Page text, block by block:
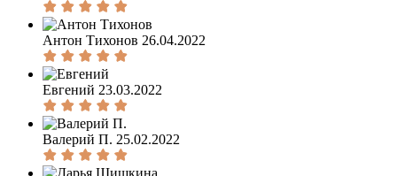
Антон Тихонов 26.04.2022
Евгений 23.03.2022
Валерий П. 25.02.2022